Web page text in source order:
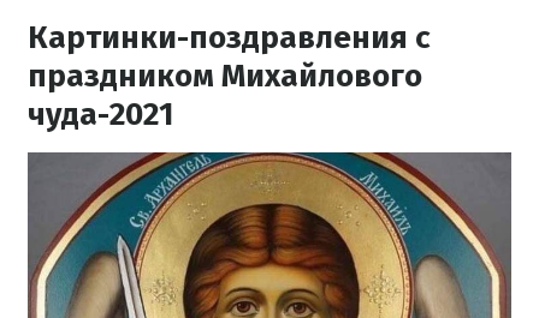
Картинки-поздравления с
праздником Михайлового
чуда-2021